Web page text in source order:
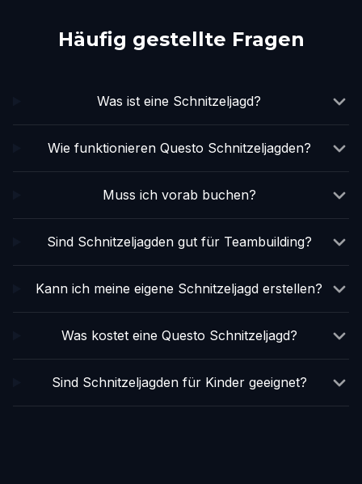
Häufig gestellte Fragen
Was ist eine Schnitzeljagd?
Wie funktionieren Questo Schnitzeljagden?
Muss ich vorab buchen?
Sind Schnitzeljagden gut für Teambuilding?
Kann ich meine eigene Schnitzeljagd erstellen?
Was kostet eine Questo Schnitzeljagd?
Sind Schnitzeljagden für Kinder geeignet?